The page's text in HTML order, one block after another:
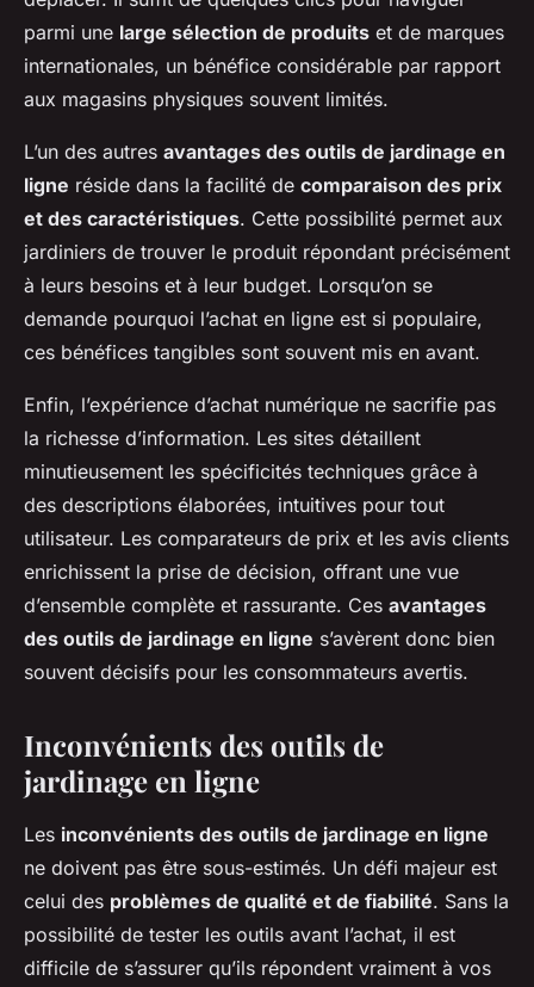
parmi une large sélection de produits et de marques
internationales, un bénéfice considérable par rapport
aux magasins physiques souvent limités.
L’un des autres avantages des outils de jardinage en
ligne réside dans la facilité de comparaison des prix
et des caractéristiques. Cette possibilité permet aux
jardiniers de trouver le produit répondant précisément
à leurs besoins et à leur budget. Lorsqu’on se
demande pourquoi l’achat en ligne est si populaire,
ces bénéfices tangibles sont souvent mis en avant.
Enfin, l’expérience d’achat numérique ne sacrifie pas
la richesse d’information. Les sites détaillent
minutieusement les spécificités techniques grâce à
des descriptions élaborées, intuitives pour tout
utilisateur. Les comparateurs de prix et les avis clients
enrichissent la prise de décision, offrant une vue
d’ensemble complète et rassurante. Ces avantages
des outils de jardinage en ligne s’avèrent donc bien
souvent décisifs pour les consommateurs avertis.
Inconvénients des outils de
jardinage en ligne
Les inconvénients des outils de jardinage en ligne
ne doivent pas être sous-estimés. Un défi majeur est
celui des problèmes de qualité et de fiabilité. Sans la
possibilité de tester les outils avant l’achat, il est
difficile de s’assurer qu’ils répondent vraiment à vos